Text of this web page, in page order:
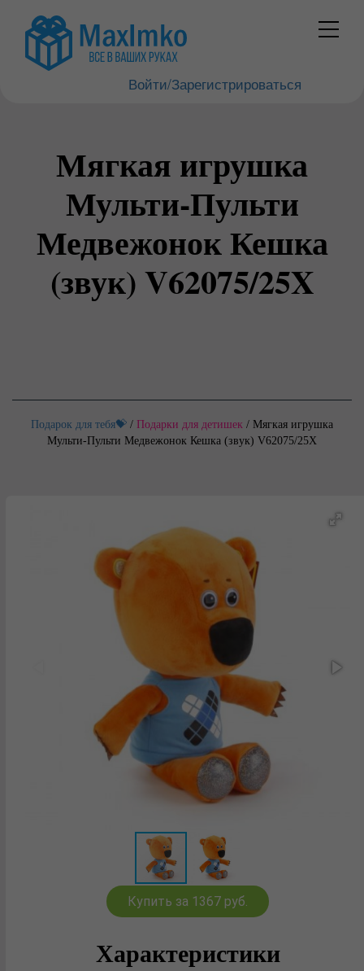
Войти/Зарегистрироваться
Мягкая игрушка
Мульти-Пульти
Медвежонок Кешка
(звук) V62075/25X
Подарок для тебя💝 / Подарки для детишек / Мягкая игрушка
Мульти-Пульти Медвежонок Кешка (звук) V62075/25X
Купить за 1367 руб.
Характеристики